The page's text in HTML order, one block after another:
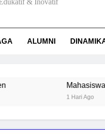
Digital: Inovasi
5 Lakukan Ziarah dan
& Inovatif
ALUMNI
Mahasiswa KKN